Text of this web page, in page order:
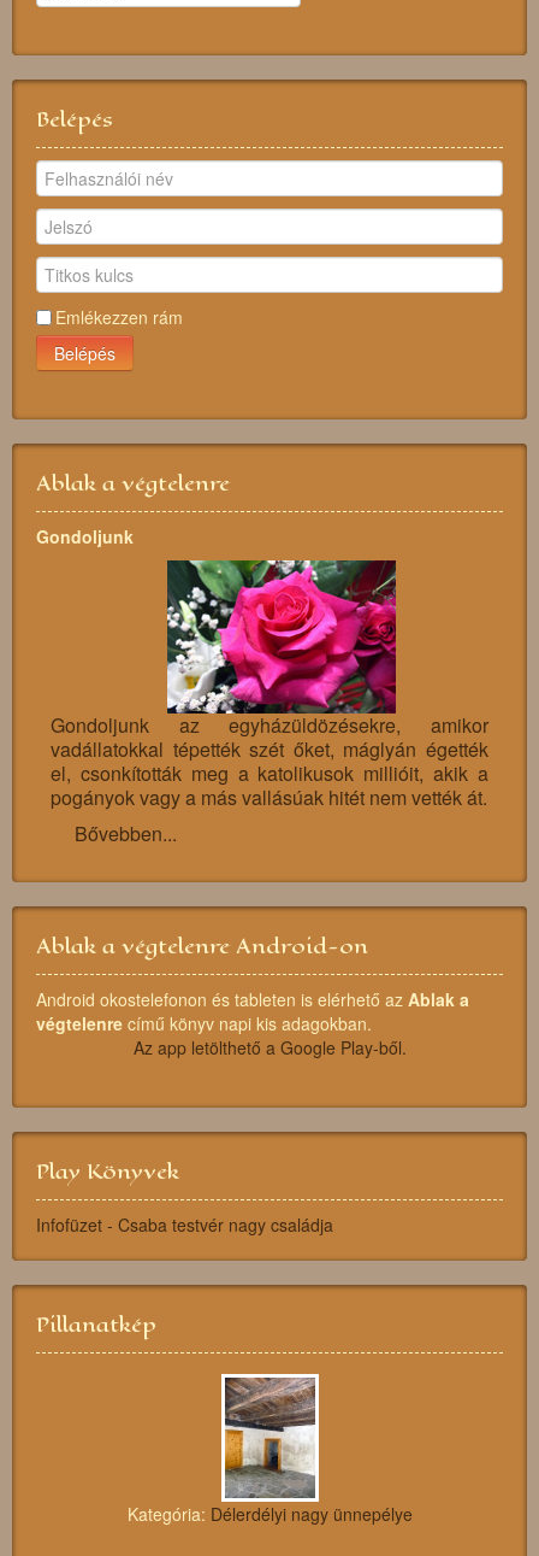
Belépés
Emlékezzen rám
Belépés
Ablak a végtelenre
Gondoljunk
Gondoljunk az egyházüldözésekre, amikor
vadállatokkal tépették szét őket, máglyán égették
el, csonkították meg a katolikusok millióit, akik a
pogányok vagy a más vallásúak hitét nem vették át.
Bővebben...
Ablak a végtelenre Android-on
Android okostelefonon és tableten is elérhető az Ablak a
végtelenre című könyv napi kis adagokban.
Az app letölthető a Google Play-ből.
Play Könyvek
Infofüzet - Csaba testvér nagy családja
Pillanatkép
Kategória: Délerdélyi nagy ünnepélye